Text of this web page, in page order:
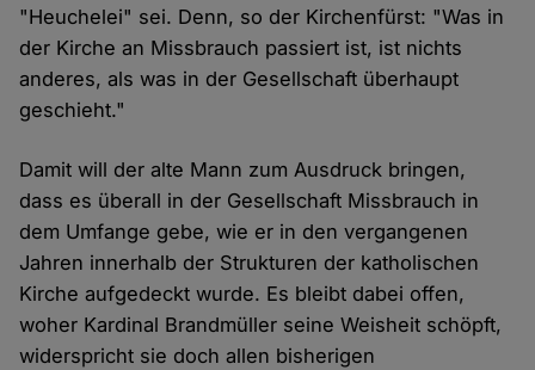
"Heuchelei" sei. Denn, so der Kirchenfürst: "Was in
der Kirche an Missbrauch passiert ist, ist nichts
anderes, als was in der Gesellschaft überhaupt
geschieht."
Damit will der alte Mann zum Ausdruck bringen,
dass es überall in der Gesellschaft Missbrauch in
dem Umfange gebe, wie er in den vergangenen
Jahren innerhalb der Strukturen der katholischen
Kirche aufgedeckt wurde. Es bleibt dabei offen,
woher Kardinal Brandmüller seine Weisheit schöpft,
widerspricht sie doch allen bisherigen